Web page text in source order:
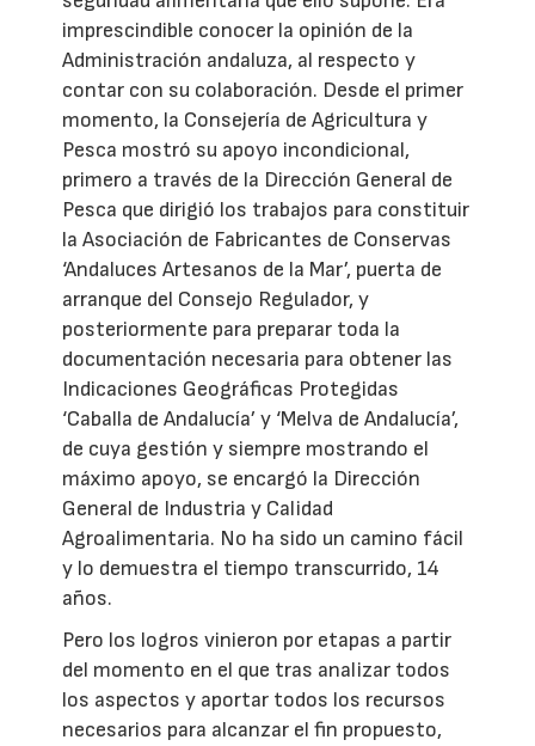
imprescindible conocer la opinión de la
Administración andaluza, al respecto y
contar con su colaboración. Desde el primer
momento, la Consejería de Agricultura y
Pesca mostró su apoyo incondicional,
primero a través de la Dirección General de
Pesca que dirigió los trabajos para constituir
la Asociación de Fabricantes de Conservas
‘Andaluces Artesanos de la Mar’, puerta de
arranque del Consejo Regulador, y
posteriormente para preparar toda la
documentación necesaria para obtener las
Indicaciones Geográficas Protegidas
‘Caballa de Andalucía’ y ‘Melva de Andalucía’,
de cuya gestión y siempre mostrando el
máximo apoyo, se encargó la Dirección
General de Industria y Calidad
Agroalimentaria. No ha sido un camino fácil
y lo demuestra el tiempo transcurrido, 14
años.
Pero los logros vinieron por etapas a partir
del momento en el que tras analizar todos
los aspectos y aportar todos los recursos
necesarios para alcanzar el fin propuesto,